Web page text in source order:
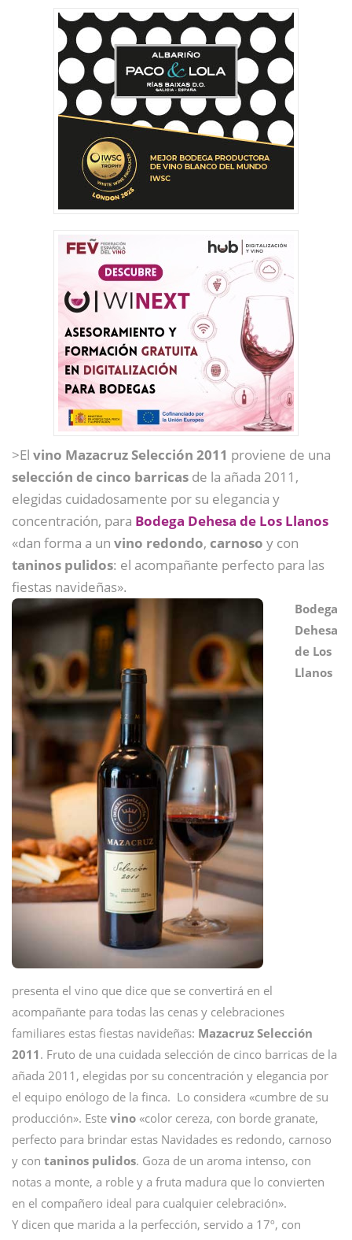
>El vino Mazacruz Selección 2011 proviene de una
selección de cinco barricas de la añada 2011,
elegidas cuidadosamente por su elegancia y
concentración, para Bodega Dehesa de Los Llanos
«dan forma a un vino redondo, carnoso y con
taninos pulidos: el acompañante perfecto para las
fiestas navideñas».
Bodega
Dehesa
de Los
Llanos
presenta el vino que dice que se convertirá en el
acompañante para todas las cenas y celebraciones
familiares estas fiestas navideñas: Mazacruz Selección
2011 . Fruto de una cuidada selección de cinco barricas de la
añada 2011, elegidas por su concentración y elegancia por
el equipo enólogo de la finca. Lo considera «cumbre de su
producción». Este vino «color cereza, con borde granate,
perfecto para brindar estas Navidades es redondo, carnoso
y con taninos pulidos. Goza de un aroma intenso, con
notas a monte, a roble y a fruta madura que lo convierten
en el compañero ideal para cualquier celebración».
Y dicen que marida a la perfección, servido a 17º, con